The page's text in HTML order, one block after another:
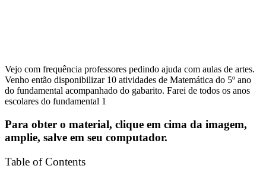
Vejo com frequência professores pedindo ajuda com aulas de artes.
Venho então disponibilizar 10 atividades de Matemática do 5º ano
do fundamental acompanhado do gabarito. Farei de todos os anos
escolares do fundamental 1
Para obter o material, clique em cima da imagem,
amplie, salve em seu computador.
Table of Contents